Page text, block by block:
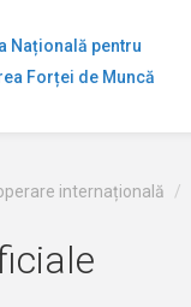
Națională pentru
Forței de Muncă
internațională